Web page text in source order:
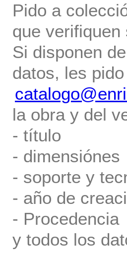
Pido a
que
Si disponen
datos, les
la obra y del
- título
- dimensiónes
- soporte y
- año de
- Procedencia
y todos los